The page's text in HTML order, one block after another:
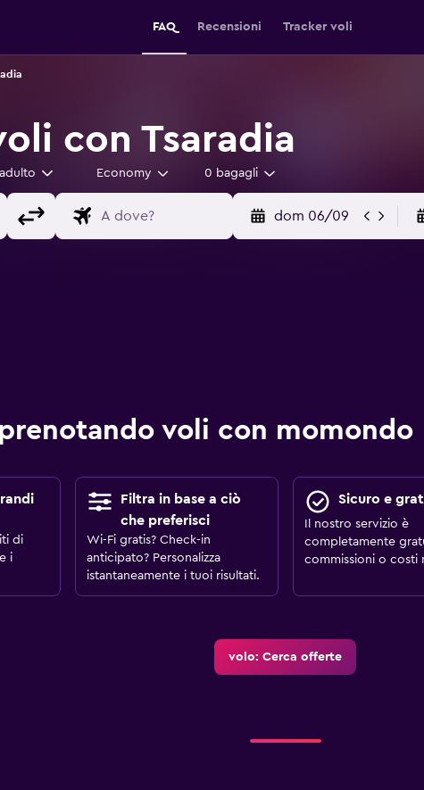
FAQ Recensioni Tracker voli
con Tsaradia
Economy 0 bagagli
dom 06/09
voli con momondo
di
i
Filtra in base a ciò
che preferisci
Wi-Fi gratis? Check-in
anticipato? Personalizza
istantaneamente i tuoi risultati.
Sicuro e
Il nostro servizio è
completamente
commissioni o costi
volo: Cerca offerte